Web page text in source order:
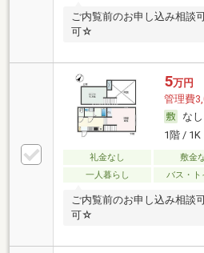
ご内覧前のお申し込み相談
可☆
5万円
管理費
なし
1階 / 1K
礼金なし 敷金
一人暮らし
バス・ト
ご内覧前のお申し込み相談
可☆